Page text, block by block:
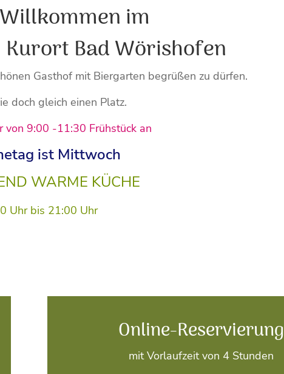
im
Kurort Bad Wörishofen
Gasthof mit Biergarten begrüßen zu dürfen.
doch gleich einen Platz.
von 9:00 -11:30 Frühstück an
ist Mittwoch
WARME KÜCHE
Uhr bis 21:00 Uhr
Online-Reservierung
mit Vorlaufzeit von 4 Stunden